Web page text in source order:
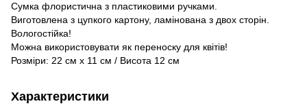
Сумка флористична з пластиковими ручками.
Виготовлена з цупкого картону, ламінована з двох сторін.
Вологостійка!
Можна використовувати як переноску для квітів!
Розміри: 22 см х 11 см / Висота 12 см
Характеристики